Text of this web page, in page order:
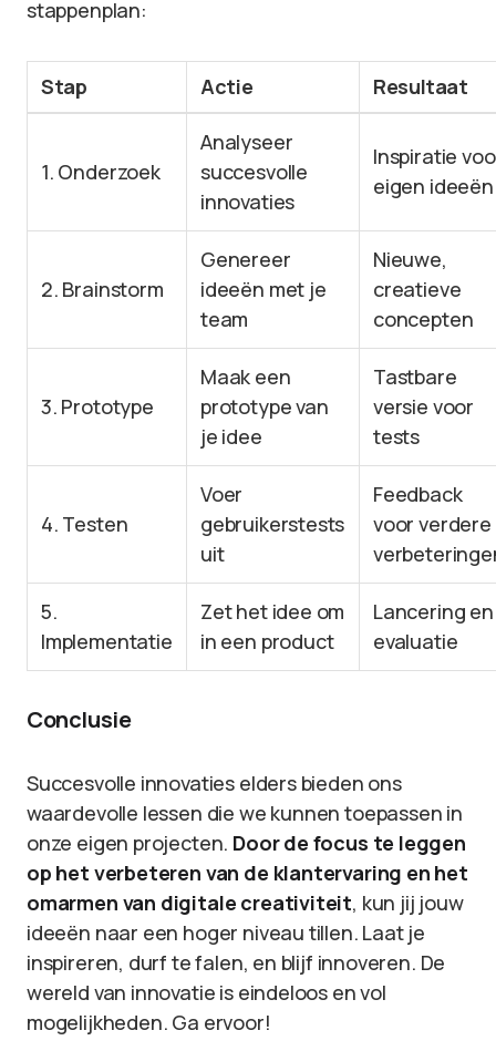
stappenplan:
Stap Actie Resultaat
1. Onderzoek
Analyseer
succesvolle
innovaties
Inspiratie
eigen ideeën
2. Brainstorm
Genereer
ideeën met je
team
Nieuwe,
creatieve
concepten
3. Prototype
Maak een
prototype van
je idee
Tastbare
versie voor
tests
4. Testen
Voer
gebruikerstests
uit
Feedback
voor verdere
5.
Implementatie
Zet het idee om
in een product
Lancering en
evaluatie
Conclusie
Succesvolle innovaties elders bieden ons
waardevolle lessen die we kunnen toepassen in
onze eigen projecten. Door de focus te leggen
op het verbeteren van de klantervaring en het
omarmen van digitale creativiteit, kun jij jouw
ideeën naar een hoger niveau tillen. Laat je
inspireren, durf te falen, en blijf innoveren. De
wereld van innovatie is eindeloos en vol
mogelijkheden. Ga ervoor!